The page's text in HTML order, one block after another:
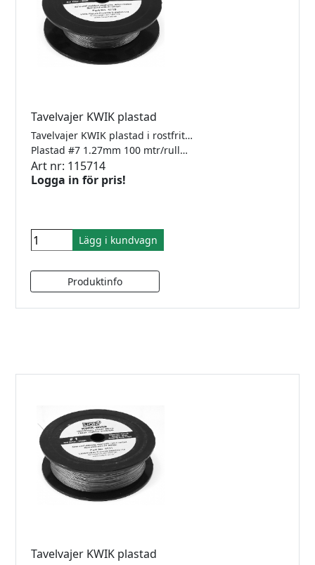
Tavelvajer KWIK plastad
Tavelvajer KWIK plastad i rostfritt stål för låsfärla.
Plastad #7 1.27mm 100 mtr/rulle Klarar 20kg
Art nr: 115714
Logga in för pris!
Lägg i kundvagn
Tavelvajer KWIK plastad